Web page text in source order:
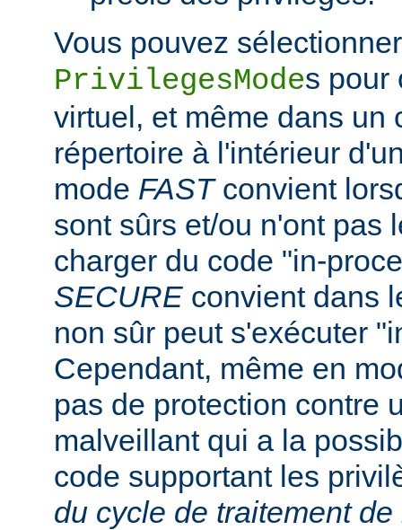
Vous pouvez
PrivilegesModes pour
virtuel, et même dans un
répertoire à l'intérieur
mode FASTconvient
sont sûrs et/ou n'ont pas
charger du code "in-
SECURE convient dans
non sûr peut s'exécuter
Cependant, même en
pas de protection contre
malveillant qui a la
code supportant les
du cycle de traitement